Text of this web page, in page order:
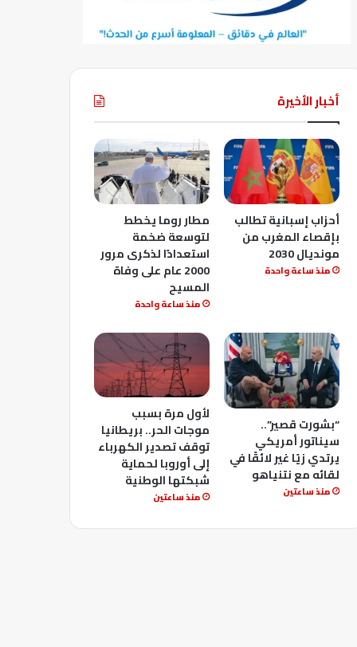
أخبار الأخيرة
أحزاب إسبانية تطالب
بإقصاء المغرب من
مونديال 2030
منذ ساعة واحدة
مطار روما يخطط
لتوسعة ضخمة
استعدادًا لذكرى مرور
2000 عام على وفاة
المسيح
منذ ساعة واحدة
“بشورت قصير”..
سيناتور أمريكي
يرتدي زيًا غير لائقًا في
لقائه مع نتنياهو
منذ ساعتين
لأول مرة بسبب
موجات الحر.. بريطانيا
توقف تصدير الكهرباء
إلى أوروبا لحماية
شبكتها الوطنية
منذ ساعتين